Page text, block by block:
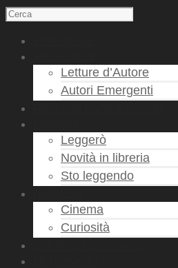
Letture d’Autore
Autori Emergenti
Leggerò
Novità in libreria
Sto leggendo
Cinema
Curiosità